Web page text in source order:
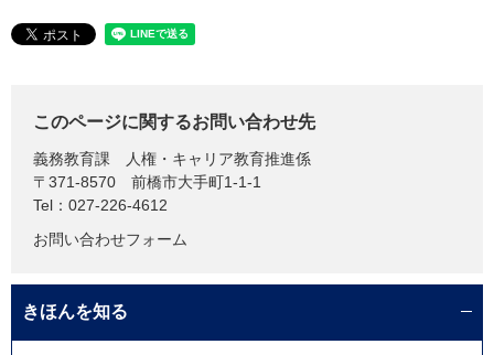
このページに関するお問い合わせ先
義務教育課
人権・キャリア教育推進係
〒371-8570
前橋市大手町1-1-1
Tel：027-226-4612
お問い合わせフォーム
きほんを知る